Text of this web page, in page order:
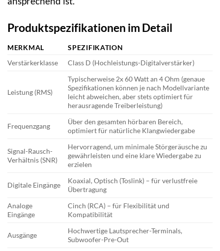
Produktspezifikationen im Detail
MERKMAL
SPEZIFIKATION
Verstärkerklasse
Class D (Hochleistungs-Digitalverstärker)
Leistung (RMS)
Typischerweise 2x 60 Watt an 4 Ohm (genaue
Spezifikationen können je nach Modellvariante
leicht abweichen, aber stets optimiert für
herausragende Treiberleistung)
Frequenzgang
Über den gesamten hörbaren Bereich,
optimiert für natürliche Klangwiedergabe
Signal-Rausch-
Verhältnis (SNR)
Hervorragend, um minimale Störgeräusche zu
gewährleisten und eine klare Wiedergabe zu
erzielen
Digitale Eingänge
Koaxial, Optisch (Toslink) – für verlustfreie
Übertragung
Analoge
Eingänge
Cinch (RCA) – für Flexibilität und
Kompatibilität
Ausgänge
Hochwertige Lautsprecher-Terminals,
Subwoofer-Pre-Out